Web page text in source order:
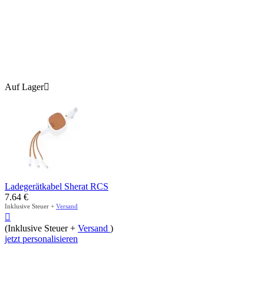
Auf Lager
Ladegerätkabel Sherat RCS
7.64 €
Inklusive Steuer + Versand

(Inklusive Steuer + Versand )
jetzt personalisieren